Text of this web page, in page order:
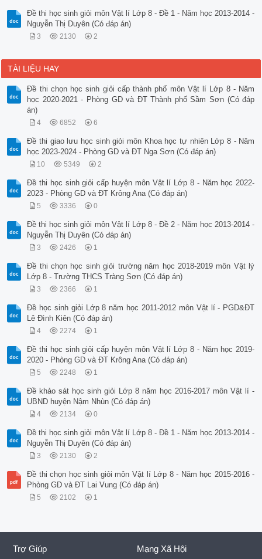
Đề thi học sinh giỏi môn Vật lí Lớp 8 - Đề 1 - Năm học 2013-2014 -
Nguyễn Thị Duyên (Có đáp án)
3 2130 2
TÀI LIỆU HAY
Đề thi chọn học sinh giỏi cấp thành phố môn Vật lí Lớp 8 - Năm
học 2020-2021 - Phòng GD và ĐT Thành phố Sầm Sơn (Có đáp
án)
4 6852 6
Đề thi giao lưu học sinh giỏi môn Khoa học tự nhiên Lớp 8 - Năm
học 2023-2024 - Phòng GD và ĐT Nga Sơn (Có đáp án)
10 5349 2
Đề thi học sinh giỏi cấp huyện môn Vật lí Lớp 8 - Năm học 2022-
2023 - Phòng GD và ĐT Krông Ana (Có đáp án)
5 3336 0
Đề thi học sinh giỏi môn Vật lí Lớp 8 - Đề 2 - Năm học 2013-2014 -
Nguyễn Thị Duyên (Có đáp án)
3 2426 1
Đề thi chọn học sinh giỏi trường năm học 2018-2019 môn Vật lý
Lớp 8 - Trường THCS Tràng Sơn (Có đáp án)
3 2366 1
Đề học sinh giỏi Lớp 8 năm học 2011-2012 môn Vật lí - PGD&ĐT
Lê Đình Kiên (Có đáp án)
4 2274 1
Đề thi học sinh giỏi cấp huyện môn Vật lí Lớp 8 - Năm học 2019-
2020 - Phòng GD và ĐT Krông Ana (Có đáp án)
5 2248 1
Đề khảo sát học sinh giỏi Lớp 8 năm học 2016-2017 môn Vật lí -
UBND huyện Nậm Nhùn (Có đáp án)
4 2134 0
Đề thi học sinh giỏi môn Vật lí Lớp 8 - Đề 1 - Năm học 2013-2014 -
Nguyễn Thị Duyên (Có đáp án)
3 2130 2
Đề thi chọn học sinh giỏi môn Vật lí Lớp 8 - Năm học 2015-2016 -
Phòng GD và ĐT Lai Vung (Có đáp án)
5 2102 1
Trợ Giúp Mạng Xã Hội